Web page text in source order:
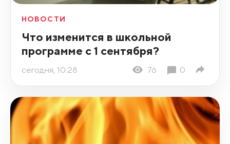
НОВОСТИ
Что изменится в школьной
программе с 1 сентября?
сегодня, 10:28 76 0